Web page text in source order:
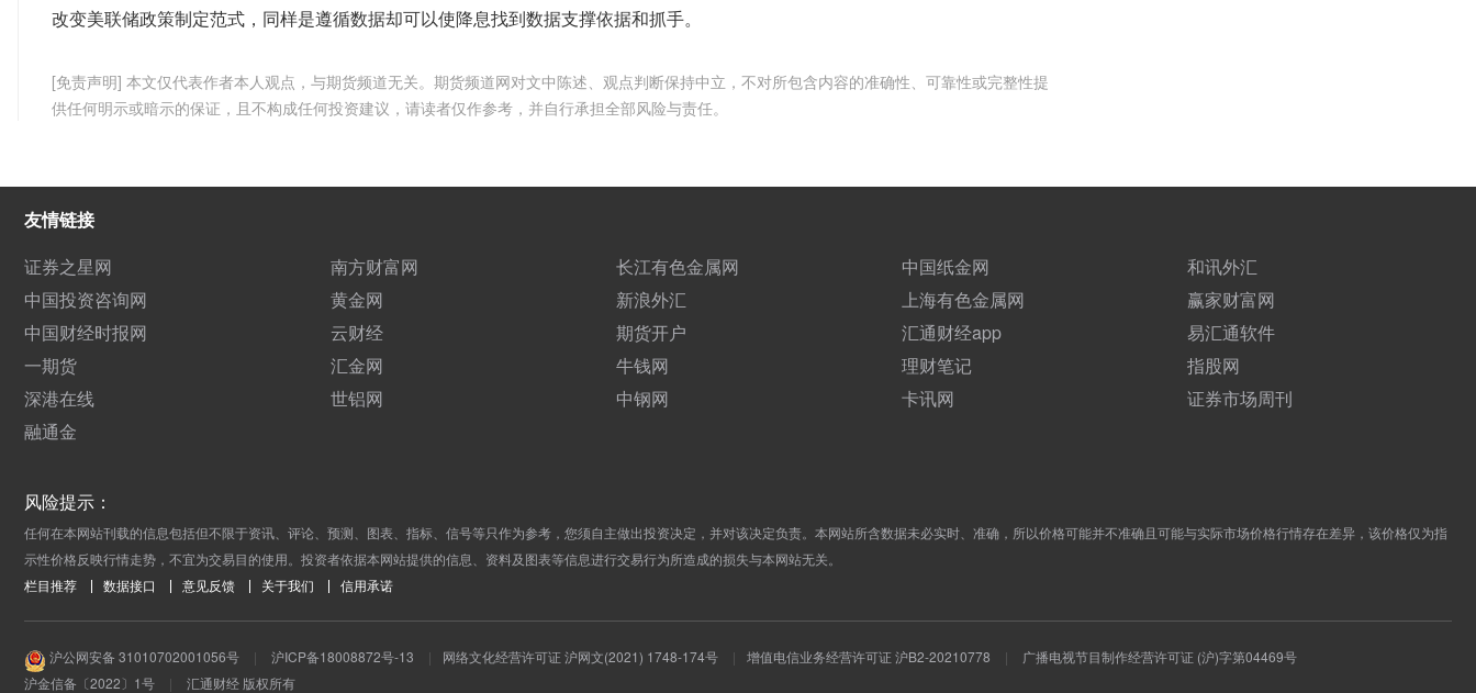
改变美联储政策制定范式，同样是遵循数据却可以使降息找到数据支撑依据和抓手。
[免责声明] 本文仅代表作者本人观点，与期货频道无关。期货频道网对文中陈述、观点判断保持中立，不对所包含内容的准确性、可靠性或完整性提
供任何明示或暗示的保证，且不构成任何投资建议，请读者仅作参考，并自行承担全部风险与责任。
友情链接
证券之星网
南方财富网 长江有色金属网 中国纸金网
和讯外汇
中国投资咨询网
黄金网 新浪外汇 上海有色金属网
赢家财富网
中国财经时报网
云财经 期货开户 汇通财经app
易汇通软件
一期货
汇金网 牛钱网 理财笔记
指股网
深港在线
世铝网 中钢网 卡讯网
证券市场周刊
融通金
风险提示：
任何在本网站刊载的信息包括但不限于资讯、评论、预测、图表、指标、信号等只作为参考，您须自主做出投资决定，并对该决定负责。本网站所含数据未必实时、准确，所以价格可能并不准确且可能与实际市场价格行情存在差异，该价格仅为指
示性价格反映行情走势，不宜为交易目的使用。投资者依据本网站提供的信息、资料及图表等信息进行交易行为所造成的损失与本网站无关。
栏目推荐
数据接口 意见反馈 关于我们 信用承诺
沪公网安备 31010702001056号 | 沪ICP备18008872号-13 | 网络文化经营许可证 沪网文(2021) 1748-174号 | 增值电信业务经营许可证 沪B2-20210778 |
广播电视节目制作经营许可证 (沪)字第04469号
沪金信备〔2022〕1号
| 汇通财经 版权所有